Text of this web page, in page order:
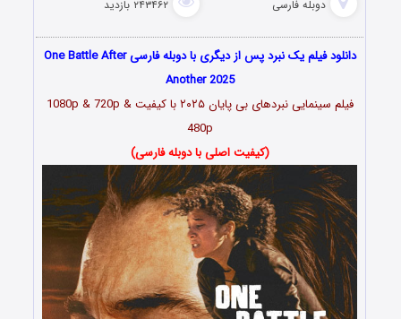
دوبله فارسی ۲۴۳۴۶۲ بازدید
دانلود فیلم یک نبرد پس از دیگری با دوبله فارسی One Battle After
Another 2025
فیلم سینمایی نبردهای بی پایان ۲۰۲۵ با کیفیت 1080p & 720p &
480p
(کیفیت اصلی با دوبله فارسی)